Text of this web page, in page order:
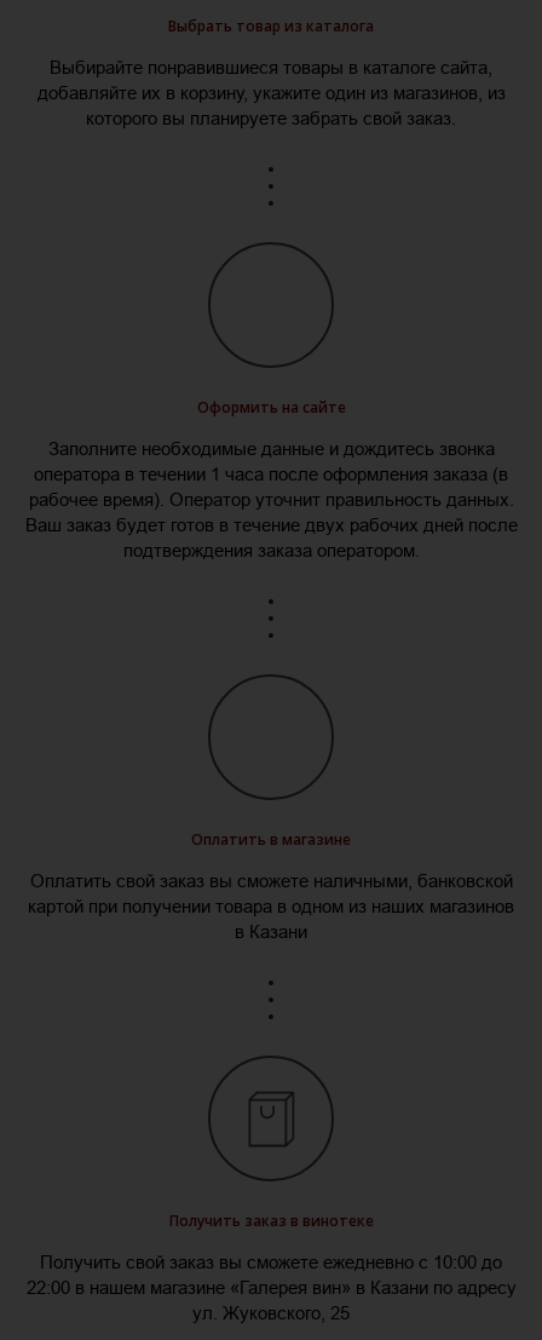
Выбрать товар из каталога
Выбирайте понравившиеся товары в каталоге сайта,
добавляйте их в корзину, укажите один из магазинов, из
которого вы планируете забрать свой заказ.
Оформить на сайте
Заполните необходимые данные и дождитесь звонка
оператора в течении 1 часа после оформления заказа (в
рабочее время). Оператор уточнит правильность данных.
Ваш заказ будет готов в течение двух рабочих дней после
подтверждения заказа оператором.
Оплатить в магазине
Оплатить свой заказ вы сможете наличными, банковской
картой при получении товара в одном из наших магазинов
в Казани
Получить заказ в винотеке
Получить свой заказ вы сможете ежедневно с 10:00 до
22:00 в нашем магазине «Галерея вин» в Казани по адресу
ул. Жуковского, 25